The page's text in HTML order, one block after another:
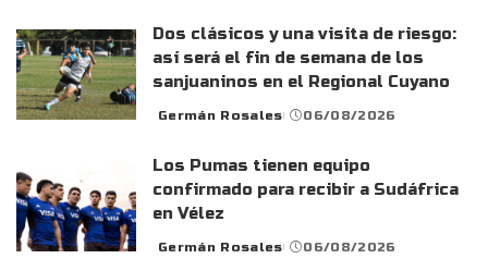
Dos clásicos y una visita de riesgo:
así será el fin de semana de los
sanjuaninos en el Regional Cuyano
Posted
Germán Rosales 06/08/2026
Los Pumas tienen equipo
confirmado para recibir a Sudáfrica
en Vélez
Posted
Germán Rosales 06/08/2026